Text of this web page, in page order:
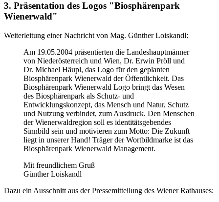
3. Präsentation des Logos "Biosphärenpark
Wienerwald"
Weiterleitung einer Nachricht von Mag. Günther Loiskandl:
Am 19.05.2004 präsentierten die Landeshauptmänner
von Niederösterreich und Wien, Dr. Erwin Pröll und
Dr. Michael Häupl, das Logo für den geplanten
Biosphärenpark Wienerwald der Öffentlichkeit. Das
Biosphärenpark Wienerwald Logo bringt das Wesen
des Biosphärenpark als Schutz- und
Entwicklungskonzept, das Mensch und Natur, Schutz
und Nutzung verbindet, zum Ausdruck. Den Menschen
der Wienerwaldregion soll es identitätsgebendes
Sinnbild sein und motivieren zum Motto: Die Zukunft
liegt in unserer Hand! Träger der Wortbildmarke ist das
Biosphärenpark Wienerwald Management.
Mit freundlichem Gruß
Günther Loiskandl
Dazu ein Ausschnitt aus der Pressemitteilung des Wiener Rathauses: